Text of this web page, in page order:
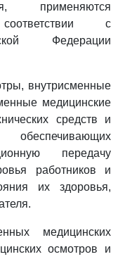
применяются
с
Федерации
внутрисменные
медицинские
средств и
передачу
работников и
их здоровья,
медицинских
осмотров и